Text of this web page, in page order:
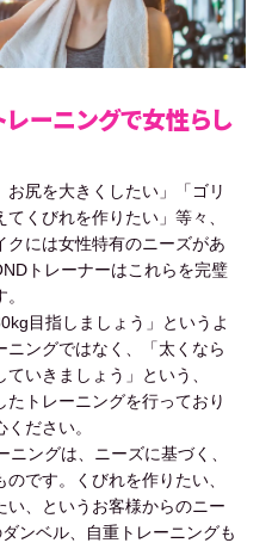
レーニングで女性らし
お尻を大きくしたい」「ゴリ
てくびれを作りたい」等々、
クには女性特有のニーズがあ
トレーナーはこれらを完璧
目指しましょう」というよ
ニングではなく、「太くなら
いきましょう」という、
たトレーニングを行っており
ださい。
ニングは、ニーズに基づく、
です。くびれを作りたい、
い、というお客様からのニー
ンベル、自重トレーニングも